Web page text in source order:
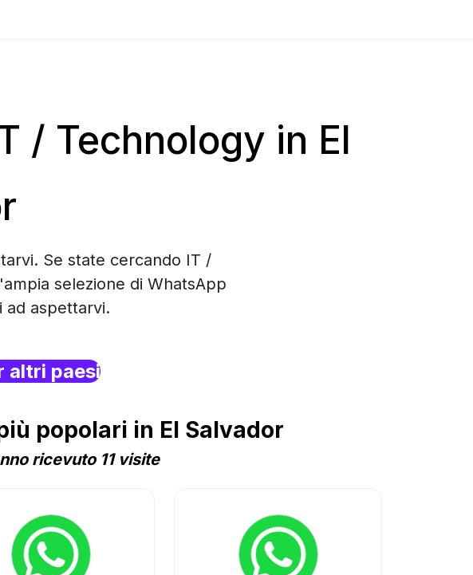
/ Technology in El
Se state cercando IT /
selezione di WhatsApp
ad aspettarvi.
altri paesi
popolari in El Salvador
ricevuto 11 visite